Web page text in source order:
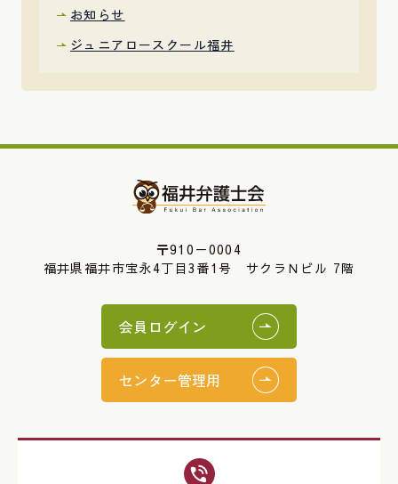
お知らせ
ジュニアロースクール福井
〒910－0004
福井県福井市宝永4丁目3番1号 サクラＮビル 7階
会員ログイン
センター管理用